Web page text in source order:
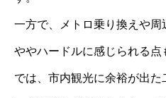
一方で、メトロ乗り換えや周
ややハードルに感じられる点
では、市内観光に余裕が出